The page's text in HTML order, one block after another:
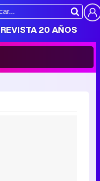
REVISTA 20 AÑOS